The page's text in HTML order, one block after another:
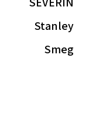
Stanley
Smeg